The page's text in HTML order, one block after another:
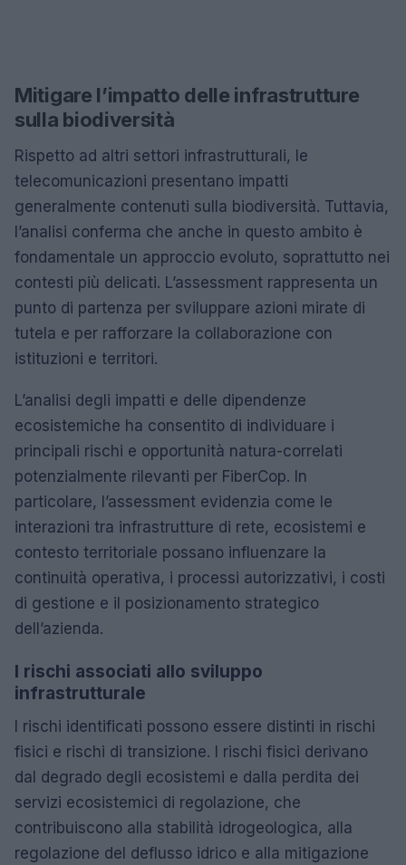
Mitigare l’impatto delle infrastrutture
sulla biodiversità
Rispetto ad altri settori infrastrutturali, le
telecomunicazioni presentano impatti
generalmente contenuti sulla biodiversità. Tuttavia,
l’analisi conferma che anche in questo ambito è
fondamentale un approccio evoluto, soprattutto nei
contesti più delicati. L’assessment rappresenta un
punto di partenza per sviluppare azioni mirate di
tutela e per rafforzare la collaborazione con
istituzioni e territori.
L’analisi degli impatti e delle dipendenze
ecosistemiche ha consentito di individuare i
principali rischi e opportunità natura-correlati
potenzialmente rilevanti per FiberCop. In
particolare, l’assessment evidenzia come le
interazioni tra infrastrutture di rete, ecosistemi e
contesto territoriale possano influenzare la
continuità operativa, i processi autorizzativi, i costi
di gestione e il posizionamento strategico
dell’azienda.
I rischi associati allo sviluppo
infrastrutturale
I rischi identificati possono essere distinti in rischi
fisici e rischi di transizione. I rischi fisici derivano
dal degrado degli ecosistemi e dalla perdita dei
servizi ecosistemici di regolazione, che
contribuiscono alla stabilità idrogeologica, alla
regolazione del deflusso idrico e alla mitigazione